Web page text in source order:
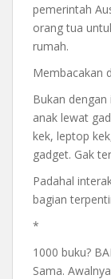
pemerintah
orang tua
rumah.
Membacakan
Bukan
anak lewat
kek, leptop
gadget. Gak
Padahal
bagian
*
1000 buku?
Sama.